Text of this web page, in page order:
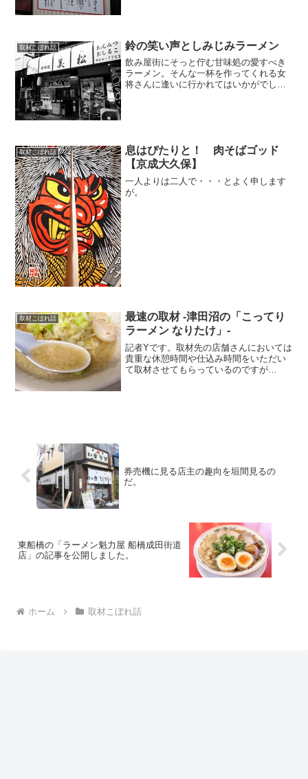
取材こぼれ話 鈴の笑い声としみじみラーメン
飲み屋街にそっと佇む甘味処の愛すべき
ラーメン。そんな一杯を作ってくれる女
将さんに逢いに行かれてはいかがでしょ
取材こぼれ話
息はぴたりと！ 肉そばゴッド
【京成大久保】
一人よりは二人で・・・とよく申します
が。
取材こぼれ話
最速の取材 -津田沼の「こってり
ラーメン なりたけ」-
記者Yです。取材先の店舗さんにおいては
貴重な休憩時間や仕込み時間をいただい
て取材させてもらっているのですが…
券売機に見る店主の趣向を垣間見るの
だ。
東船橋の「ラーメン魁力屋 船橋成田街道
店」の記事を公開しました。
ホーム 取材こぼれ話